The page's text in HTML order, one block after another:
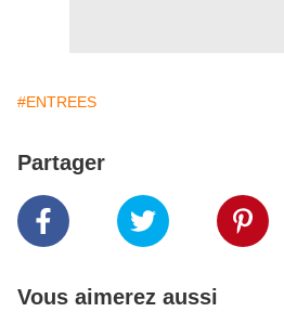
#ENTREES
Partager
Vous aimerez aussi